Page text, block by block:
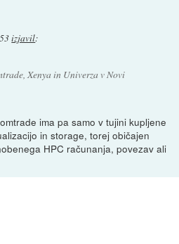
izjavil:
Xenya in Univerza v Novi
ima pa samo v tujini kupljene
in storage, torej običajen
HPC računanja, povezav ali